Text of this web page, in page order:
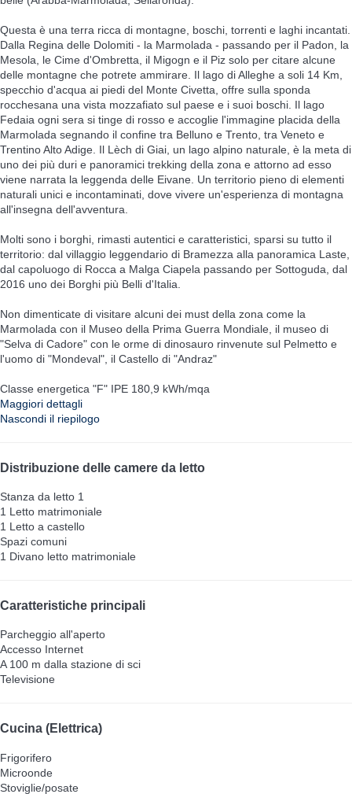
Questa è una terra ricca di montagne, boschi, torrenti e laghi incantati.
Dalla Regina delle Dolomiti - la Marmolada - passando per il Padon, la
Mesola, le Cime d'Ombretta, il Migogn e il Piz solo per citare alcune
delle montagne che potrete ammirare. Il lago di Alleghe a soli 14 Km,
specchio d'acqua ai piedi del Monte Civetta, offre sulla sponda
rocchesana una vista mozzafiato sul paese e i suoi boschi. Il lago
Fedaia ogni sera si tinge di rosso e accoglie l'immagine placida della
Marmolada segnando il confine tra Belluno e Trento, tra Veneto e
Trentino Alto Adige. Il Lèch di Giai, un lago alpino naturale, è la meta di
uno dei più duri e panoramici trekking della zona e attorno ad esso
viene narrata la leggenda delle Eivane. Un territorio pieno di elementi
naturali unici e incontaminati, dove vivere un'esperienza di montagna
all'insegna dell'avventura.
Molti sono i borghi, rimasti autentici e caratteristici, sparsi su tutto il
territorio: dal villaggio leggendario di Bramezza alla panoramica Laste,
dal capoluogo di Rocca a Malga Ciapela passando per Sottoguda, dal
2016 uno dei Borghi più Belli d'Italia.
Non dimenticate di visitare alcuni dei must della zona come la
Marmolada con il Museo della Prima Guerra Mondiale, il museo di
"Selva di Cadore" con le orme di dinosauro rinvenute sul Pelmetto e
l'uomo di "Mondeval", il Castello di "Andraz"
Classe energetica "F" IPE 180,9 kWh/mqa
Maggiori dettagli
Nascondi il riepilogo
Distribuzione delle camere da letto
Stanza da letto 1
1 Letto matrimoniale
1 Letto a castello
Spazi comuni
1 Divano letto matrimoniale
Caratteristiche principali
Parcheggio all'aperto
Accesso Internet
A 100 m dalla stazione di sci
Televisione
Cucina (Elettrica)
Frigorifero
Microonde
Stoviglie/posate